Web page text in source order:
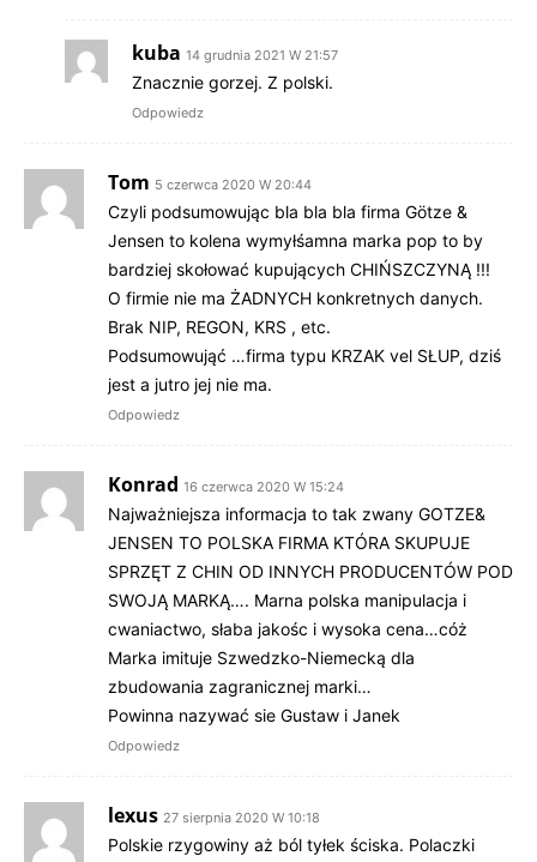
kuba 14 grudnia 2021 W 21:57
Znacznie gorzej. Z polski.
Odpowiedz
Tom 5 czerwca 2020 W 20:44
Czyli podsumowując bla bla bla firma Götze &
Jensen to kolena wymyłśamna marka pop to by
bardziej skołować kupujących CHIŃSZCZYNĄ !!!
O firmie nie ma ŻADNYCH konkretnych danych.
Brak NIP, REGON, KRS , etc.
Podsumowująć …firma typu KRZAK vel SŁUP, dziś
jest a jutro jej nie ma.
Odpowiedz
Konrad 16 czerwca 2020 W 15:24
Najważniejsza informacja to tak zwany GOTZE&
JENSEN TO POLSKA FIRMA KTÓRA SKUPUJE
SPRZĘT Z CHIN OD INNYCH PRODUCENTÓW POD
SWOJĄ MARKĄ…. Marna polska manipulacja i
cwaniactwo, słaba jakośc i wysoka cena…cóż
Marka imituje Szwedzko-Niemecką dla
zbudowania zagranicznej marki…
Powinna nazywać sie Gustaw i Janek
Odpowiedz
lexus 27 sierpnia 2020 W 10:18
Polskie rzygowiny aż ból tyłek ściska. Polaczki